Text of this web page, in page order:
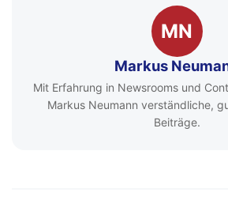
MN
Markus
Mit Erfahrung in Newsrooms und
Markus Neumann verständliche,
Beiträge.